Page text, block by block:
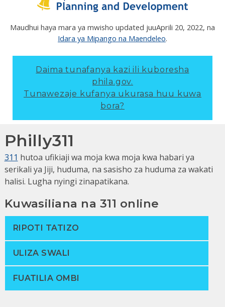
Maudhui haya mara ya mwisho updated juuAprili 20, 2022, na
Idara ya Mipango na Maendeleo.
Daima tunafanya kazi ili kuboresha
phila.gov.
Tunawezaje kufanya ukurasa huu kuwa
bora?
Philly311
311 hutoa ufikiaji wa moja kwa moja kwa habari ya
serikali ya Jiji, huduma, na sasisho za huduma za wakati
halisi. Lugha nyingi zinapatikana.
Kuwasiliana na 311 online
RIPOTI TATIZO
ULIZA SWALI
FUATILIA OMBI